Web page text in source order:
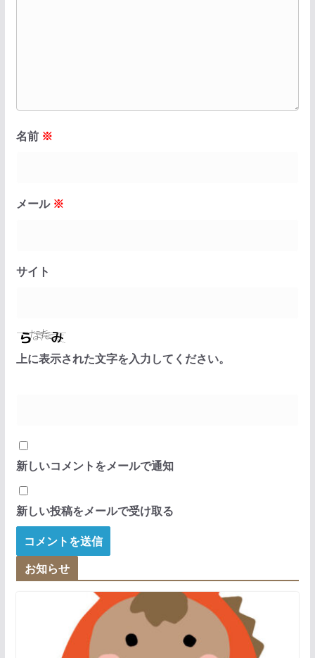
名前 ※
メール ※
サイト
上に表示された文字を入力してください。
新しいコメントをメールで通知
新しい投稿をメールで受け取る
お知らせ